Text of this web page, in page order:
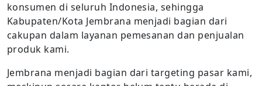
konsumen di seluruh Indonesia, sehingga
Kabupaten/Kota Jembrana menjadi bagian dari
cakupan dalam layanan pemesanan dan penjualan
produk kami.
Jembrana menjadi bagian dari targeting pasar kami,